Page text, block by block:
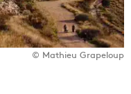
© Mathieu Grapeloup